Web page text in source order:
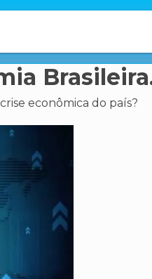
econômica do país?